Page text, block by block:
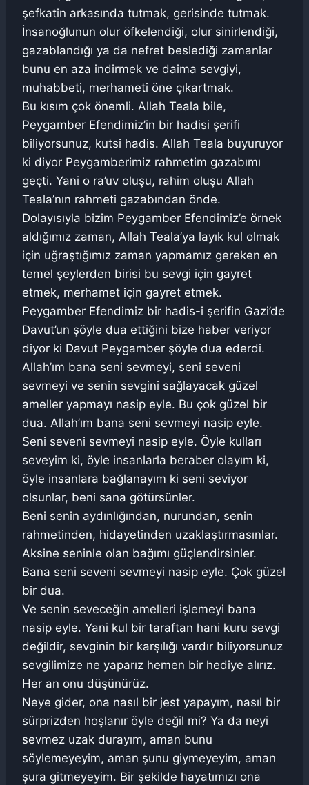
şefkatin arkasında tutmak, gerisinde tutmak.
İnsanoğlunun olur öfkelendiği, olur sinirlendiği,
gazablandığı ya da nefret beslediği zamanlar
bunu en aza indirmek ve daima sevgiyi,
muhabbeti, merhameti öne çıkartmak.
Bu kısım çok önemli. Allah Teala bile,
Peygamber Efendimiz’in bir hadisi şerifi
biliyorsunuz, kutsi hadis. Allah Teala buyuruyor
ki diyor Peygamberimiz rahmetim gazabımı
geçti. Yani o ra’uv oluşu, rahim oluşu Allah
Teala’nın rahmeti gazabından önde.
Dolayısıyla bizim Peygamber Efendimiz’e örnek
aldığımız zaman, Allah Teala’ya layık kul olmak
için uğraştığımız zaman yapmamız gereken en
temel şeylerden birisi bu sevgi için gayret
etmek, merhamet için gayret etmek.
Peygamber Efendimiz bir hadis-i şerifin Gazi’de
Davut’un şöyle dua ettiğini bize haber veriyor
diyor ki Davut Peygamber şöyle dua ederdi.
Allah’ım bana seni sevmeyi, seni seveni
sevmeyi ve senin sevgini sağlayacak güzel
ameller yapmayı nasip eyle. Bu çok güzel bir
dua. Allah’ım bana seni sevmeyi nasip eyle.
Seni seveni sevmeyi nasip eyle. Öyle kulları
seveyim ki, öyle insanlarla beraber olayım ki,
öyle insanlara bağlanayım ki seni seviyor
olsunlar, beni sana götürsünler.
Beni senin aydınlığından, nurundan, senin
rahmetinden, hidayetinden uzaklaştırmasınlar.
Aksine seninle olan bağımı güçlendirsinler.
Bana seni seveni sevmeyi nasip eyle. Çok güzel
bir dua.
Ve senin seveceğin amelleri işlemeyi bana
nasip eyle. Yani kul bir taraftan hani kuru sevgi
değildir, sevginin bir karşılığı vardır biliyorsunuz
sevgilimize ne yaparız hemen bir hediye alırız.
Her an onu düşünürüz.
Neye gider, ona nasıl bir jest yapayım, nasıl bir
sürprizden hoşlanır öyle değil mi? Ya da neyi
sevmez uzak durayım, aman bunu
söylemeyeyim, aman şunu giymeyeyim, aman
şura gitmeyeyim. Bir şekilde hayatımızı ona